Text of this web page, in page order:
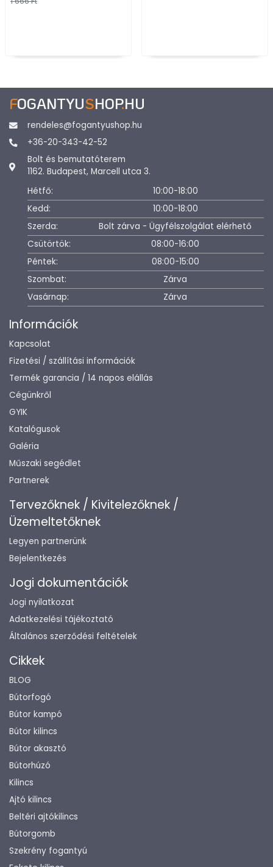
FOGANTYUSHOP.HU
rendeles@fogantyushop.hu
+36-20-343-42-52
Bolt és bemutatóterem
1162. Budapest, Marcell utca 3.
Hétfő:
10:00-18:00
Kedd:
10:00-18:00
Szerda:
Bolt zárva - Ügyfélszolgálat elérhető
Csütörtök:
08:00-16:00
Péntek:
08:00-15:00
Szombat:
Zárva
Vasárnap:
Zárva
Információk
Kapcsolat
Fizetési / szállítási információk
Termék garancia / 14 napos elállás
Cégünkről
GYIK
Katalógusok
Galéria
Műszaki segédlet
Partnerek
Tervezőknek / Kivitelezőknek /
Üzemeltetőknek
Legyen partnerünk
Bejelentkezés
Jogi dokumentációk
Jogi nyilatkozat
Adatkezelési tájékoztató
Általános szerződési feltételek
Cikkek
BLOG
Bútorfogó
Bútor kampó
Bútor kilincs
Bútor akasztó
Bútorhúzó
Kilincs
Ajtó kilincs
Beltéri ajtókilincs
Bútorgomb
Szekrény fogantyú